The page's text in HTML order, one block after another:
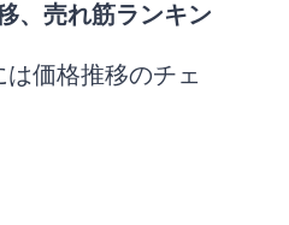
、売れ筋ランキン
価格推移のチェ